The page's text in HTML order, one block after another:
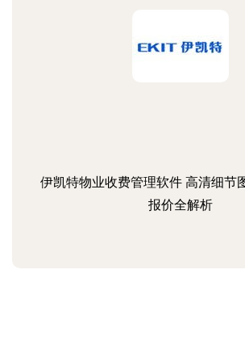
伊凯特物业收费管理软件 高清细节
报价全解析